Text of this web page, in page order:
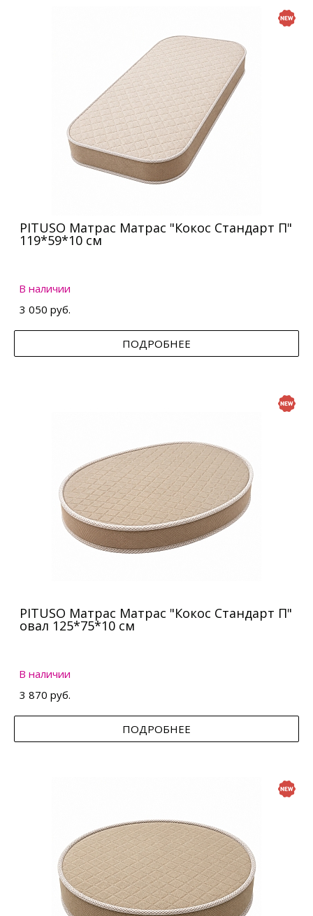
PITUSO Матрас Матрас "Кокос Стандарт П"
119*59*10 см
В наличии
3 050 руб.
ПОДРОБНЕЕ
PITUSO Матрас Матрас "Кокос Стандарт П"
овал 125*75*10 см
В наличии
3 870 руб.
ПОДРОБНЕЕ